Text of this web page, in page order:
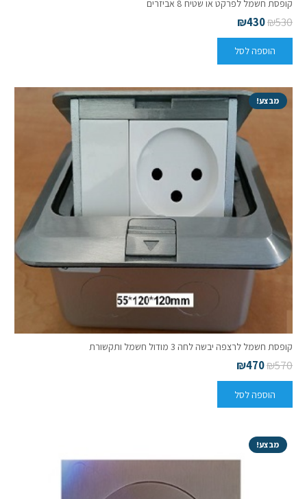
קופסת חשמל לפרקט או שטיח 8 אביזרים
₪530
₪430
הוספה לסל
מבצע!
קופסת חשמל לרצפה יבשה לחה 3 מודול חשמל ותקשורת
₪570
₪470
הוספה לסל
מבצע!